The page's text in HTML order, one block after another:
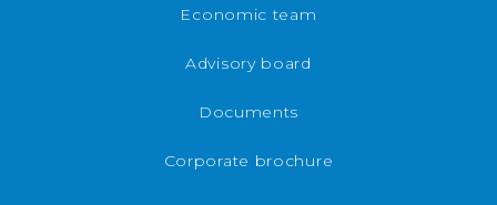
Economic team
Advisory board
Documents
Corporate brochure